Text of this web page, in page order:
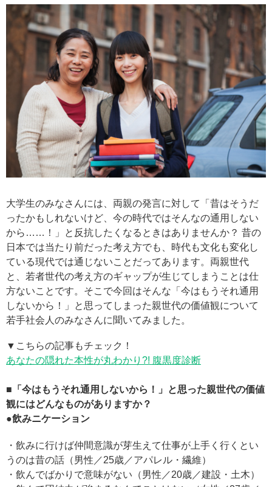
大学生のみなさんには、両親の発言に対して「昔はそうだ
ったかもしれないけど、今の時代ではそんなの通用しない
から……！」と反抗したくなるときはありませんか？ 昔の
日本では当たり前だった考え方でも、時代も文化も変化し
ている現代では通じないことだってあります。両親世代
と、若者世代の考え方のギャップが生じてしまうことは仕
方ないことです。そこで今回はそんな「今はもうそれ通用
しないから！」と思ってしまった親世代の価値観について
若手社会人のみなさんに聞いてみました。
▼こちらの記事もチェック！
あなたの隠れた本性が丸わかり?! 腹黒度診断
■「今はもうそれ通用しないから！」と思った親世代の価値
観にはどんなものがありますか？
●飲みニケーション
・飲みに行けば仲間意識が芽生えて仕事が上手く行くとい
うのは昔の話（男性／25歳／アパレル・繊維）
・飲んでばかりで意味がない（男性／20歳／建設・土木）